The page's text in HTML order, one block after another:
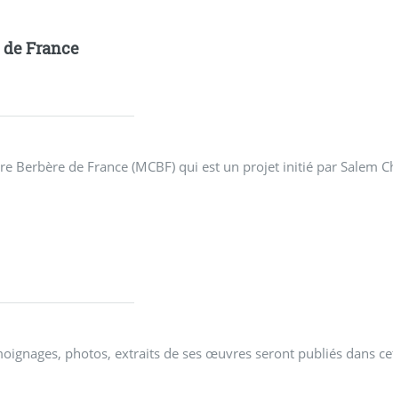
France
Berbère de France (MCBF) qui est un projet initié par Salem
photos, extraits de ses œuvres seront publiés dans